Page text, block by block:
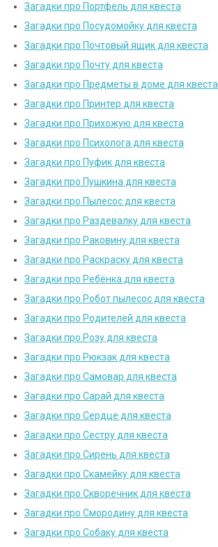
Загадки про Портфель для квеста
Загадки про Посудомойку для квеста
Загадки про Почтовый ящик для квеста
Загадки про Почту для квеста
Загадки про Предметы в доме для квеста
Загадки про Принтер для квеста
Загадки про Прихожую для квеста
Загадки про Психолога для квеста
Загадки про Пуфик для квеста
Загадки про Пушкина для квеста
Загадки про Пылесос для квеста
Загадки про Раздевалку для квеста
Загадки про Раковину для квеста
Загадки про Раскраску для квеста
Загадки про Ребёнка для квеста
Загадки про Робот пылесос для квеста
Загадки про Родителей для квеста
Загадки про Розу для квеста
Загадки про Рюкзак для квеста
Загадки про Самовар для квеста
Загадки про Сарай для квеста
Загадки про Сердце для квеста
Загадки про Сестру для квеста
Загадки про Сирень для квеста
Загадки про Скамейку для квеста
Загадки про Скворечник для квеста
Загадки про Смородину для квеста
Загадки про Собаку для квеста